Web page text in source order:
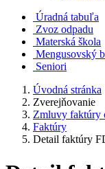
Úradná tabuľa
Zvoz odpadu
Materská škola
Mengusovský
Seniori
Úvodná stránka
Zverejňovanie
Zmluvy faktúry
Faktúry
Detail faktúry